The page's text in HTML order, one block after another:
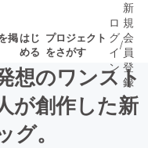
掲はじ
める
プロジェクト
をさがす
終了が近いプ
ロ
グ
イ
ン
/
新
規
会
員
登
録
想のワンスト
が創作した新
。